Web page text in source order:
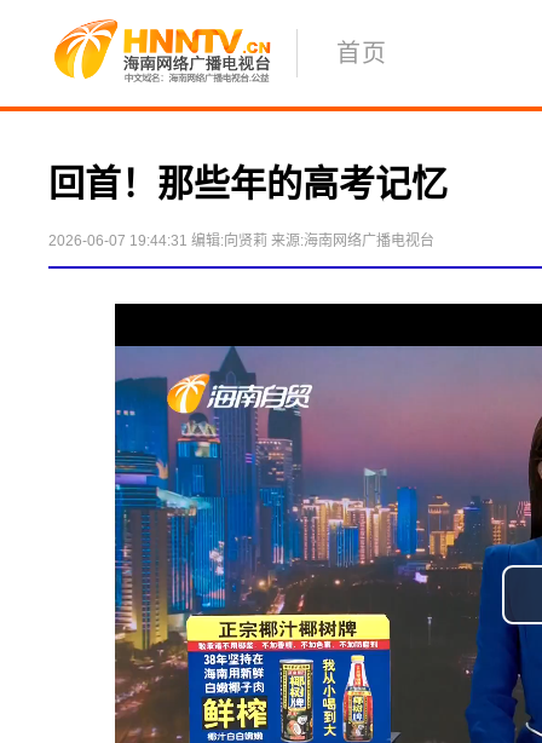
首页
回首！那些年的高考记忆
2026-06-07 19:44:31 编辑:向贤莉 来源:海南网络广播电视台